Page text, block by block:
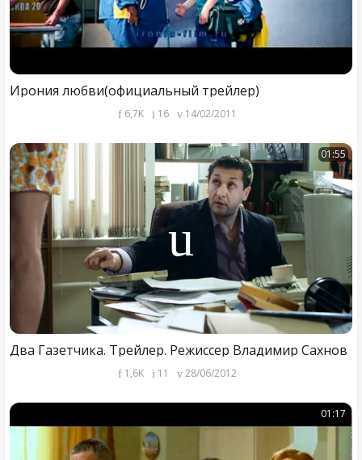
Ирония любви(официальный трейлер)
6,7K 16 14/02/2011
01:55
Два Газетчика. Трейлер. Режиссер Владимир Сахнов
1,6K 11 28/06/2012
01:17